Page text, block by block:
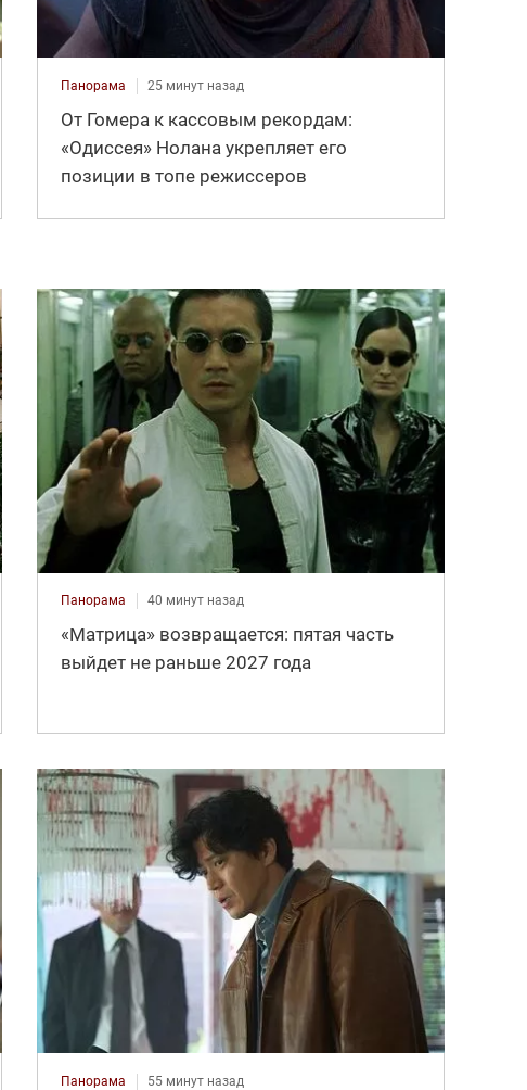
Панорама 25 минут назад
От Гомера к кассовым рекордам:
«Одиссея» Нолана укрепляет его
позиции в топе режиссеров
Панорама 40 минут назад
«Матрица» возвращается: пятая часть
выйдет не раньше 2027 года
Панорама 55 минут назад